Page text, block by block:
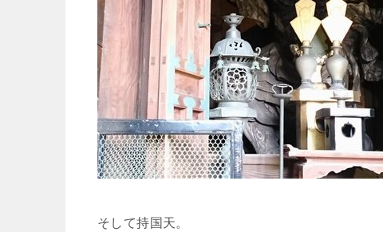
そして持国天。